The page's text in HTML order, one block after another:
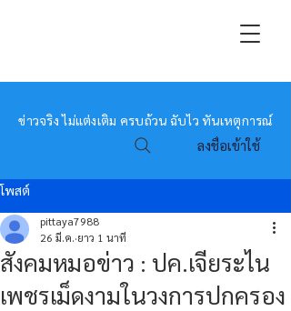
หมอข่าว
ข่าวจริง ไม่แต่งเติม ครบถ้วน ฉับไว ทันเหตุการณ์
ลงชื่อเข้าใช้
โพสต์
สังคมหมอข่าว : ปค.เจียระไน
เพชรเม็ดงามในวงการปกครอง
pittaya7988
26 มี.ค. ยาว 1 นาที